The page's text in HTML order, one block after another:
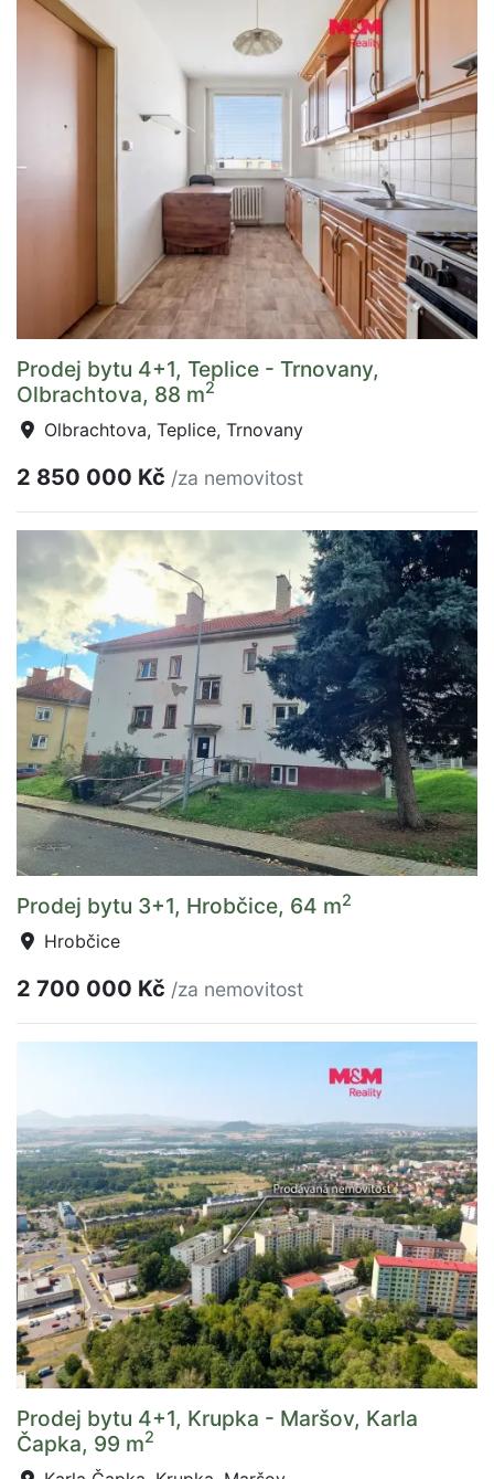
Prodej bytu 4+1, Teplice - Trnovany,
Olbrachtova, 88 m2
Olbrachtova, Teplice, Trnovany
2 850 000 Kč /za nemovitost
Prodej bytu 3+1, Hrobčice, 64 m2
Hrobčice
2 700 000 Kč /za nemovitost
Prodej bytu 4+1, Krupka - Maršov, Karla
Čapka, 99 m2